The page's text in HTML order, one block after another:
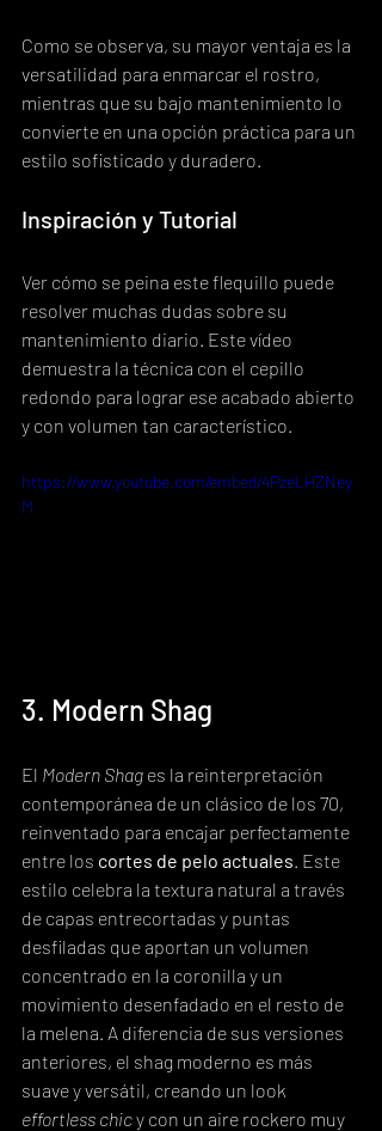
Como se observa, su mayor ventaja es la
versatilidad para enmarcar el rostro,
mientras que su bajo mantenimiento lo
convierte en una opción práctica para un
estilo sofisticado y duradero.
Inspiración y Tutorial
Ver cómo se peina este flequillo puede
resolver muchas dudas sobre su
mantenimiento diario. Este vídeo
demuestra la técnica con el cepillo
redondo para lograr ese acabado abierto
y con volumen tan característico.
https://www.youtube.com/embed/4PzeLHZNey
M
3. Modern Shag
El Modern Shag es la reinterpretación
contemporánea de un clásico de los 70,
reinventado para encajar perfectamente
entre los cortes de pelo actuales . Este
estilo celebra la textura natural a través
de capas entrecortadas y puntas
desfiladas que aportan un volumen
concentrado en la coronilla y un
movimiento desenfadado en el resto de
la melena. A diferencia de sus versiones
anteriores, el shag moderno es más
suave y versátil, creando un look
effortless chic y con un aire rockero muy